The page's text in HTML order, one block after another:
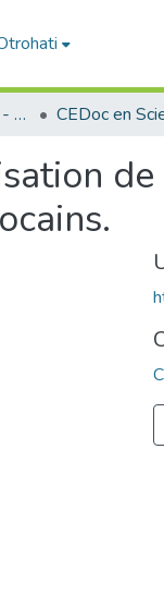
Université Moulay Ismail - Meknès